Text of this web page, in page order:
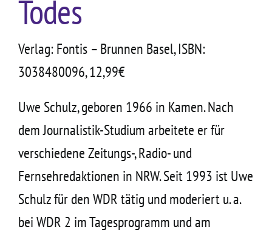
Kontakt
Todes
Verlag: Fontis – Brunnen Basel, ISBN:
3038480096, 12,99€
Uwe Schulz, geboren 1966 in Kamen. Nach
dem Journalistik-Studium arbeitete er für
verschiedene Zeitungs-, Radio- und
Fernsehredaktionen in NRW. Seit 1993 ist Uwe
Schulz für den WDR tätig und moderiert u. a.
bei WDR 2 im Tagesprogramm und am